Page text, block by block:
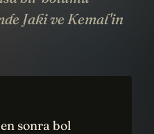
Jaki ve Kemal'in
sonra bol